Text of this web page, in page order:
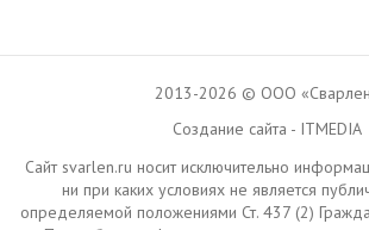
2013-2026 © ООО
Создание сайта - ITMEDIA
Сайт svarlen.ru носит исключительно
ни при каких условиях не является
определяемой положениями Ст. 437 (2)